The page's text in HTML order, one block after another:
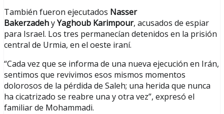
También fueron ejecutados Nasser
BakerzadehyYaghoub Karimpour, acusados de espiar
para Israel. Los tres permanecían detenidos en la prisión
central de Urmia, en el oeste iraní.
“Cada vez que se informa de una nueva ejecución en Irán,
sentimos que revivimos esos mismos momentos
dolorosos de la pérdida de Saleh; una herida que nunca
ha cicatrizado se reabre una y otra vez”, expresó el
familiar de Mohammadi.